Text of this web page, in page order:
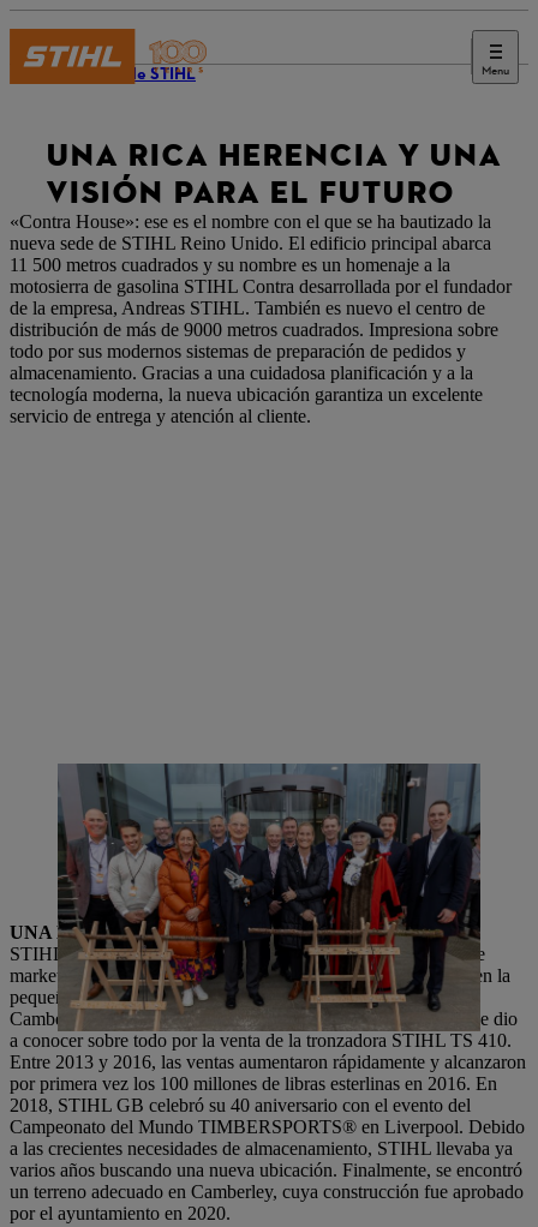
Menu
Diario de STIHL
UNA RICA HERENCIA Y UNA
VISIÓN PARA EL FUTURO
«Contra House»: ese es el nombre con el que se ha bautizado la
nueva sede de STIHL Reino Unido. El edificio principal abarca
11 500 metros cuadrados y su nombre es un homenaje a la
motosierra de gasolina STIHL Contra desarrollada por el fundador
de la empresa, Andreas STIHL. También es nuevo el centro de
distribución de más de 9000 metros cuadrados. Impresiona sobre
todo por sus modernos sistemas de preparación de pedidos y
almacenamiento. Gracias a una cuidadosa planificación y a la
tecnología moderna, la nueva ubicación garantiza un excelente
servicio de entrega y atención al cliente.
El Dr. Nikolas STIHL, presidente del Consejo Consultivo de STIHL,
inauguró la nueva sede central de STIHL GB junto con Sarah Gewert,
directora de Marketing y Ventas, así como Kay Green (izquierda),
directora general de STIHL GB y Pat Tedder (derecha), alcalde de
Surrey Heath, localidad en la que se encuentra la nueva sede de
STIHL GB.
UNA HISTORIA CONJUNTA
STIHL lleva 46 años presente en Gran Bretaña. La empresa de
marketing y ventas se fundó en 1978. Originalmente ubicada en la
pequeña ciudad de Woking, la empresa se trasladó más tarde a
Camberley (Surrey). STIHL GB creció de forma constante y se dio
a conocer sobre todo por la venta de la tronzadora STIHL TS 410.
Entre 2013 y 2016, las ventas aumentaron rápidamente y alcanzaron
por primera vez los 100 millones de libras esterlinas en 2016. En
2018, STIHL GB celebró su 40 aniversario con el evento del
Campeonato del Mundo TIMBERSPORTS® en Liverpool. Debido
a las crecientes necesidades de almacenamiento, STIHL llevaba ya
varios años buscando una nueva ubicación. Finalmente, se encontró
un terreno adecuado en Camberley, cuya construcción fue aprobado
por el ayuntamiento en 2020.